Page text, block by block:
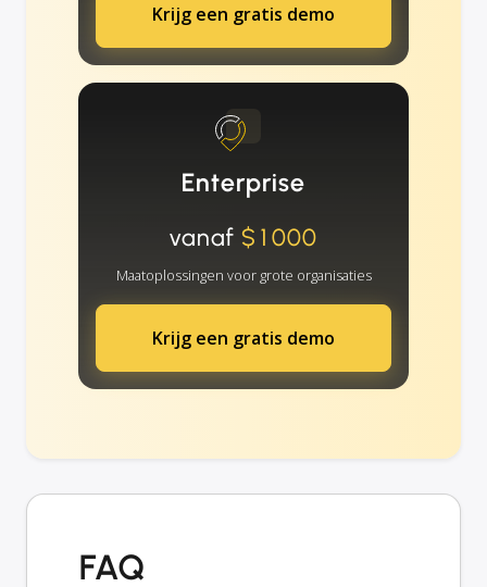
Krijg een gratis demo
Enterprise
vanaf $1000
Maatoplossingen voor grote organisaties
Krijg een gratis demo
FAQ